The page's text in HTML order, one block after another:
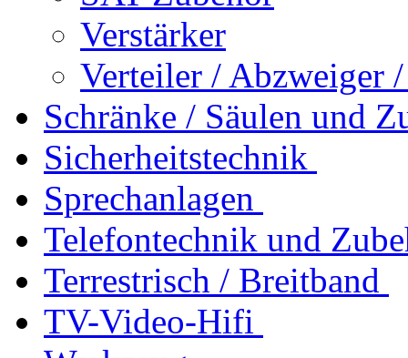
Verstärker
Verteiler / Abzweiger
Schränke / Säulen und
Sicherheitstechnik
Sprechanlagen
Telefontechnik und
Terrestrisch / Breitband
TV-Video-Hifi